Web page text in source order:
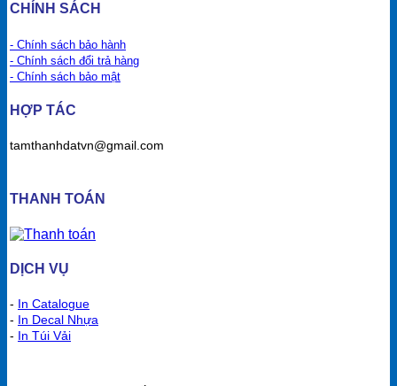
CHÍNH SÁCH
- Chính sách bảo hành
- Chính sách đổi trả hàng
- Chính sách bảo mật
HỢP TÁC
tamthanhdatvn@gmail.com
THANH TOÁN
DỊCH VỤ
-
In Catalogue
-
In Decal Nhựa
-
In Túi Vải